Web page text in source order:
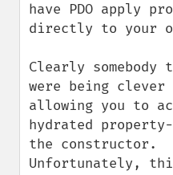
have PDO apply
directly to your
Clearly somebody
were being clever
allowing you to
hydrated
the constructor.
Unfortunately,